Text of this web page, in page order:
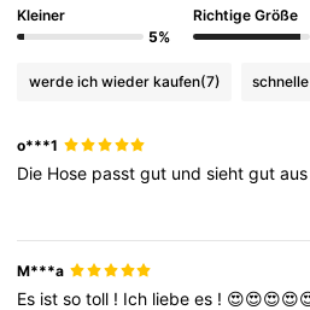
248K Follower
4,69 248K Follower
Kleiner
5%
Richtige Größe
werde ich wieder kaufen(7)
o***1
Die Hose passtgut undsiehtgutaus
M***a
Es istsotoll ! Ich liebees !